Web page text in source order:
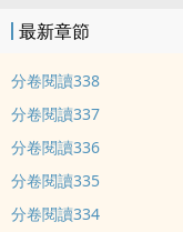
最新章節
分卷閱讀338
分卷閱讀337
分卷閱讀336
分卷閱讀335
分卷閱讀334